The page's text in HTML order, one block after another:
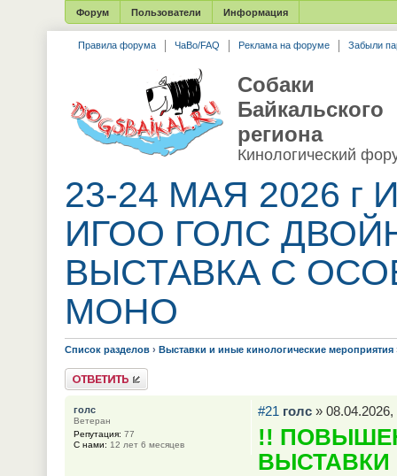
Форум Пользователи Информация
Правила форума ЧаВо/FAQ Реклама на форуме Забыли
Собаки
Байкальского
региона
Кинологический
23-24 МАЯ 2026 г
ИГОО ГОЛС
ВЫСТАВКА С
МОНО
Список разделов › Выставки и иные кинологические мероприятия
Ответить
#21 голс» 08.04.2026,
!!
ВЫСТАВКИ
голс
Ветеран
Репутация: 77
С нами: 12 лет 6 месяцев